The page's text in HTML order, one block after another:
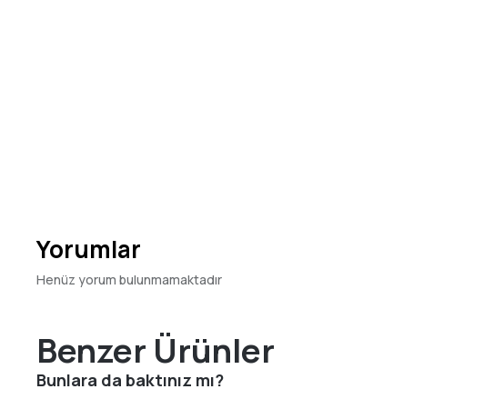
Yorumlar
Henüz yorum bulunmamaktadır
Benzer Ürünler
Bunlara da baktınız mı?